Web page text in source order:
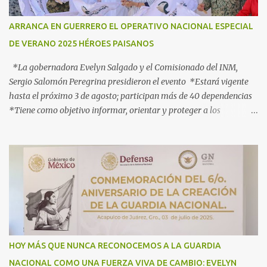
ARRANCA EN GUERRERO EL OPERATIVO NACIONAL ESPECIAL
DE VERANO 2025 HÉROES PAISANOS
*La gobernadora Evelyn Salgado y el Comisionado del INM,
Sergio Salomón Peregrina presidieron el evento *Estará vigente
hasta el próximo 3 de agosto; participan más de 40 dependencias
*Tiene como objetivo informar, orientar y proteger a los
gobernadora Acapulco, Gro., 3 de julio de 2025.- Con el objetivo de
informar, orientar y proteger durante su ingreso, estancia y
tránsito por el territorio nacional a los migrantes que retornan a
México durante esta temporada de verano, la gobernadora Evelyn
Salgado Pineda y el comisionado del Instituto Nacional de
Migración (INM), Sergio Salomón Céspedes Peregrina, dieron el
banderazo de Arranque Nacional del Operativo Especial de Verano
2025 Héroes Paisanos, que estará vigente hasta el próximo 3 de
HOY MÁS QUE NUNCA RECONOCEMOS A LA GUARDIA
NACIONAL COMO UNA FUERZA VIVA DE CAMBIO: EVELYN